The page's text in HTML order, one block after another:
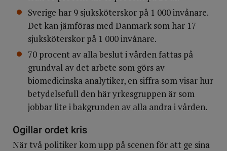
Sverige har 9 sjuksköterskor på 1 000 invånare.
Det kan jämföras med Danmark som har 17
sjuksköterskor på 1 000 invånare.
70 procent av alla beslut i vården fattas på
grundval av det arbete som görs av
biomedicinska analytiker, en siffra som visar hur
betydelsefull den här yrkesgruppen är som
jobbar lite i bakgrunden av alla andra i vården.
Ogillar ordet kris
När två politiker kom upp på scenen för att ge sina